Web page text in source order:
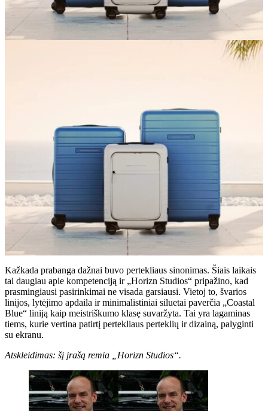
Kažkada prabanga dažnai buvo pertekliaus sinonimas. Šiais laikais
tai daugiau apie kompetenciją ir „Horizn Studios“ pripažino, kad
prasmingiausi pasirinkimai ne visada garsiausi. Vietoj to, švarios
linijos, lytėjimo apdaila ir minimalistiniai siluetai paverčia „Coastal
Blue“ liniją kaip meistriškumo klasę suvaržyta. Tai yra lagaminas
tiems, kurie vertina patirtį pertekliaus perteklių ir dizainą, palyginti
su ekranu.
Atskleidimas: šį įrašą remia „Horizn Studios“.